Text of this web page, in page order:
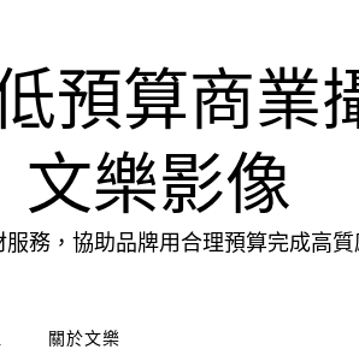
預算商業
樂影像
務，協助品牌用合理預算完成高
關於文樂